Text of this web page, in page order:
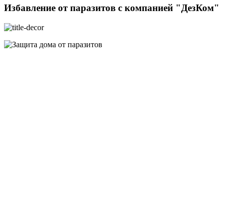
Избавление от паразитов с компанией "ДезКом"